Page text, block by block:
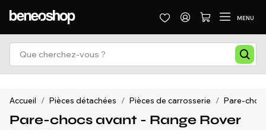
MENU
Accueil / Pièces détachées / Pièces de carrosserie / Pare-
Pare-chocs avant - Range Rover